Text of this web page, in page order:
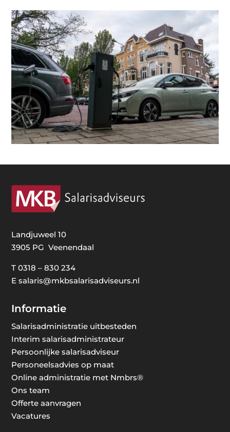
Landjuweel 10
3905 PG Veenendaal
T0318 – 830 234
Esalaris@mkbsalarisadviseurs.nl
Informatie
Salarisadministratie uitbesteden
Interim salarisadministrateur
Persoonlijke salarisadviseur
Personeelsadvies op maat
Online administratie met Nmbrs®
Ons team
Offerte aanvragen
Vacatures